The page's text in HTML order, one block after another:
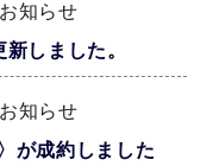
知らせ
しました。
知らせ
が成約しました